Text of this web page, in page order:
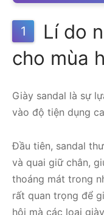
1
Lí do
cho mùa
Giày sandal là sự
vào độ tiện dụng
Đầu tiên, sandal
và quai giữ chân,
thoáng mát trong
rất quan trọng để
hôi mà các loại